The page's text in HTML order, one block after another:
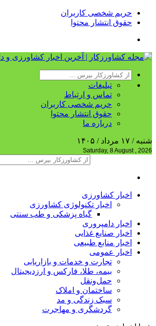
حریم شخصی کاربران
حقوق انتشار محتوا
تبلیغات
تماس و ارتباط
حریم شخصی کاربران
حقوق انتشار محتوا
درباره ما
شنبه / ۱۷ مرداد / ۱۴۰۵
Saturday, 8 August , 2026
اخبار کشاورزی
اخبار تکنولوژی کشاورزی
گیاه پزشکی و طب سنتی
اخبار دامپروری
اخبار صنایع غذایی
اخبار منابع طبیعی
اخبار عمومی
تجارت و خدمات و بازاریابی
بیمه، طلا، فارکس و ارزدیجیتال
حمل‌و‌نقل
ساختمان و املاک
سبک زندگی و مد
گردشگری و مهاجرت